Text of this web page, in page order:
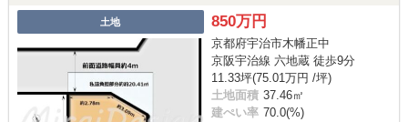
土地 850万円
京都府宇治市木幡正中
京阪宇治線 六地蔵 徒歩9分
11.33坪(75.01万円 /坪)
土地面積 37.46㎡
建ぺい率 70.0(%)